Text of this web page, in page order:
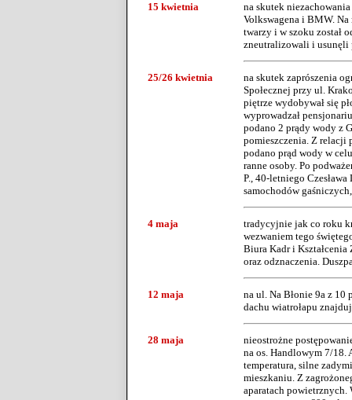
15 kwietnia
na skutek
Volkswagena i BMW. Na
twarzy i w szoku został
zneutralizowali i usunęli
25/26 kwietnia
na skutek zaprószenia
Społecznej przy ul.
piętrze wydobywał się
wyprowadzał
podano 2 prądy wody z
pomieszczenia. Z relacji
podano prąd wody w
ranne osoby. Po
P., 40-letniego
samochodów
4 maja
tradycyjnie jak co roku
wezwaniem tego
Biura Kadr i Kształcenia
oraz odznaczenia.
12 maja
na ul. Na Błonie 9a z 10
dachu wiatrołapu
28 maja
nieostrożne
na os. Handlowym 7/18.
temperatura, silne
mieszkaniu. Z
aparatach powietrznych.